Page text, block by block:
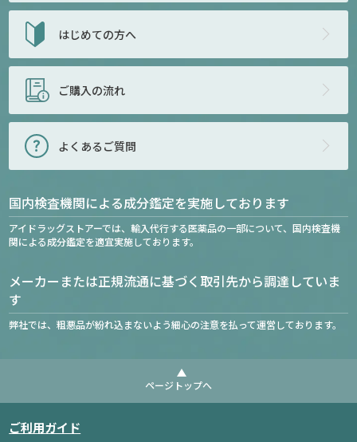
はじめての方へ
ご購入の流れ
よくあるご質問
国内検査機関による成分鑑定を実施しております
アイドラッグストアーでは、輸入代行する医薬品の一部について、国内検査機
関による成分鑑定を適宜実施しております。
メーカーまたは正規流通に基づく取引先から調達していま
す
弊社では、粗悪品が紛れ込まないよう細心の注意を払って運営しております。
ページトップへ
ご利用ガイド